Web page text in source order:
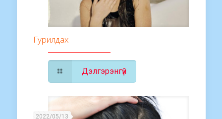
Гурилдах
Дэлгэрэнгүй
2022/05/13